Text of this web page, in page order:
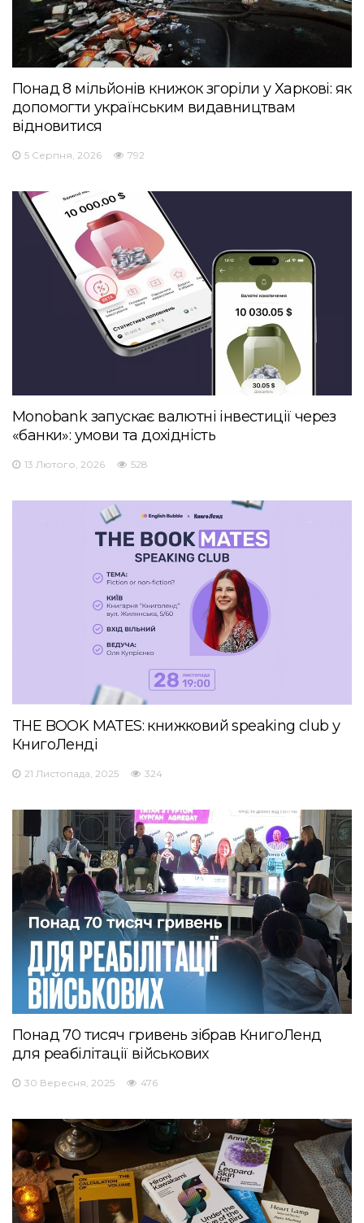
Понад 8 мільйонів книжок згоріли у Харкові: як
допомогти українським видавництвам
відновитися
5 Серпня, 2026 792
Monobank запускає валютні інвестиції через
«банки»: умови та дохідність
13 Лютого, 2026 528
THE BOOK MATES: книжковий speaking club у
КнигоЛенді
21 Листопада, 2025 324
Понад 70 тисяч гривень зібрав КнигоЛенд
для реабілітації військових
30 Вересня, 2025 476